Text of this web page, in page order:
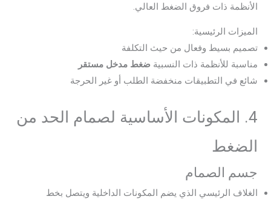
الأنظمة ذات فروق الضغط العالي.
الميزات الرئيسية:
تصميم بسيط وفعال من حيث التكلفة
مناسبة للأنظمة ذات النسبية ضغط مدخل مستقر
شائع في التطبيقات منخفضة الطلب أو غير الحرجة
4. المكونات الأساسية لصمام الحد من
الضغط
جسم الصمام
الغلاف الرئيسي الذي يضم المكونات الداخلية ويتصل بخط